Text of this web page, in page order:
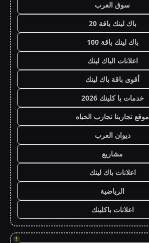
سوق العرب
باك لينك باقة 20
باك لينك باقة 100
اعلانات الباك لينك
أقوى باقة باك لينك
خدمات با كلينك 2026
موقع تجاربنا تجارب الحياه
ديوان العرب
مشاريع
اعلانات باك لينك
الرياضية
اعلانات باكلينك
!